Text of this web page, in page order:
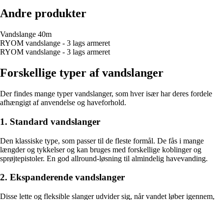
Andre produkter
Vandslange 40m
RYOM vandslange - 3 lags armeret
RYOM vandslange - 3 lags armeret
Forskellige typer af vandslanger
Der findes mange typer vandslanger, som hver især har deres fordele
afhængigt af anvendelse og haveforhold.
1. Standard vandslanger
Den klassiske type, som passer til de fleste formål. De fås i mange
længder og tykkelser og kan bruges med forskellige koblinger og
sprøjtepistoler. En god allround-løsning til almindelig havevanding.
2. Ekspanderende vandslanger
Disse lette og fleksible slanger udvider sig, når vandet løber igennem,